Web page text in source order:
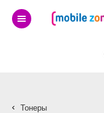
Тонеры